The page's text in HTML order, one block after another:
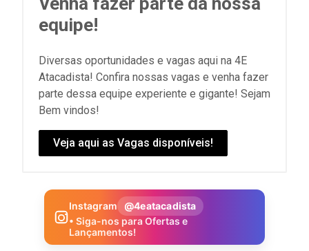
equipe!
Diversas oportunidades e vagas aqui na 4E
Atacadista! Confira nossas vagas e venha fazer
parte dessa equipe experiente e gigante! Sejam
Bem vindos!
Veja aqui as Vagas disponíveis!
Instagram
@4eatacadista
• Siga-nos para Ofertas e
Lançamentos!